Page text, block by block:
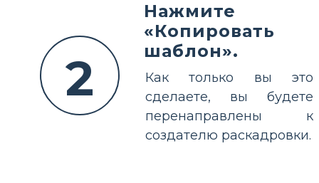
2
Нажмите
«Копировать
шаблон».
Как только вы это
сделаете, вы будете
перенаправлены к
создателю раскадровки.